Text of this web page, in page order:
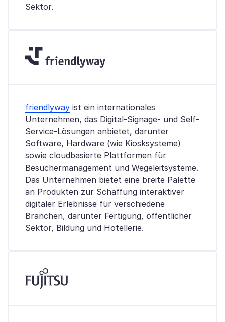
Sektor.
friendlyway ist ein internationales
Unternehmen, das Digital-Signage- und Self-
Service-Lösungen anbietet, darunter
Software, Hardware (wie Kiosksysteme)
sowie cloudbasierte Plattformen für
Besuchermanagement und Wegeleitsysteme.
Das Unternehmen bietet eine breite Palette
an Produkten zur Schaffung interaktiver
digitaler Erlebnisse für verschiedene
Branchen, darunter Fertigung, öffentlicher
Sektor, Bildung und Hotellerie.